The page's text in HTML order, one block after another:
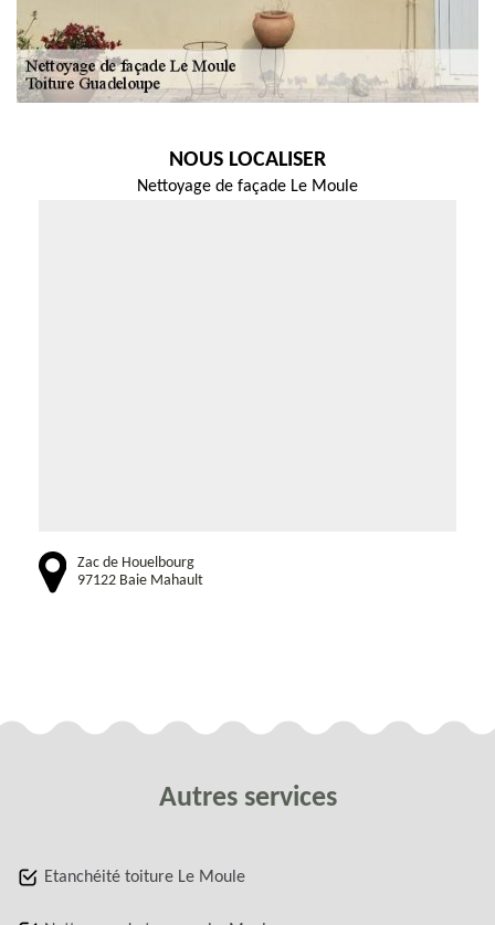
NOUS LOCALISER
Nettoyage de façade Le Moule
Zac de Houelbourg
97122 Baie Mahault
Autres services
Etanchéité toiture Le Moule